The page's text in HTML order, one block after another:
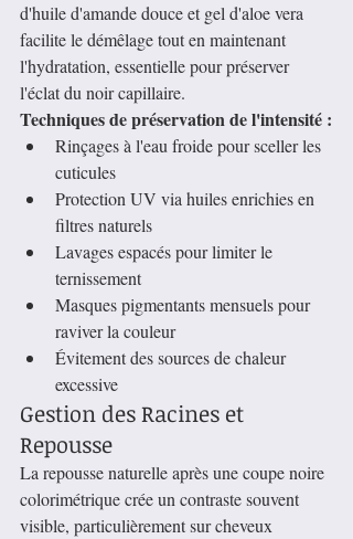
d'huile d'amande douce et gel d'aloe vera
facilite le démêlage tout en maintenant
l'hydratation, essentielle pour préserver
l'éclat du noir capillaire.
Techniques de préservation de l'intensité :
Rinçages à l'eau froide pour sceller les
cuticules
Protection UV via huiles enrichies en
filtres naturels
Lavages espacés pour limiter le
ternissement
Masques pigmentants mensuels pour
raviver la couleur
Évitement des sources de chaleur
excessive
Gestion des Racines et
Repousse
La repousse naturelle après une coupe noire
colorimétrique crée un contraste souvent
visible, particulièrement sur cheveux